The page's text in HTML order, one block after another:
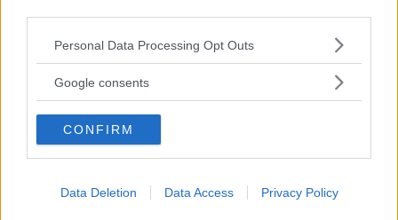
Please note that this website/app uses one or more Google
not limited to your visit or usage behaviour. You may click to
use your data for below specified purposes in below Google
consent section.
Personal Data Processing Opt Outs
Google consents
CONFIRM
Data Deletion Data Access Privacy Policy